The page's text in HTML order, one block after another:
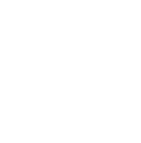
す漫画、ついに発見
っがー」
んことデッドプール
放題で話題に
官邸に招き、自身の
な行為内容を毎回聞